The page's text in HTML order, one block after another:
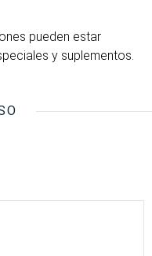
pueden estar
y suplementos.